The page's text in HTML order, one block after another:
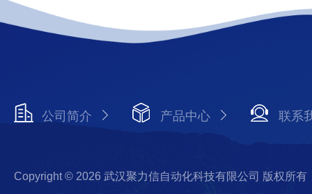
公司简介 产品中心 联系
Copyright © 2026 武汉聚力信自动化科技有限公司 版权所有